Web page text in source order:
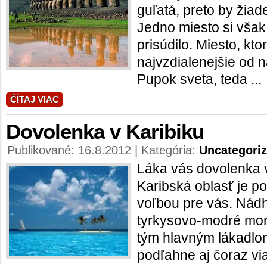
guľatá, preto by
Jedno miesto si
prisúdilo. Miesto,
najvzdialenejšie od
Pupok sveta, teda ...
ČÍTAJ VIAC
Dovolenka v Karibiku
Publikované: 16.8.2012 | Kategória:
Láka vás dovolenka
Karibská oblasť je
voľbou pre vás.
tyrkysovo-modré
tým hlavným
podľahne aj čoraz